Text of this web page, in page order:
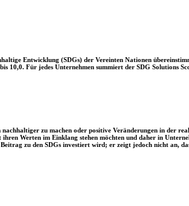
Entwicklung (SDGs) der Vereinten Nationen
Für jedes Unternehmen summiert der SDG Solutions
zu machen oder positive Veränderungen in der
Werten im Einklang stehen möchten und daher in
zu den SDGs investiert wird; er zeigt jedoch nicht an,